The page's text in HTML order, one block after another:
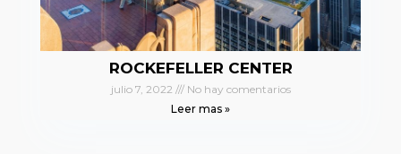
ROCKEFELLER CENTER
julio 7, 2022
No hay comentarios
Leer mas »